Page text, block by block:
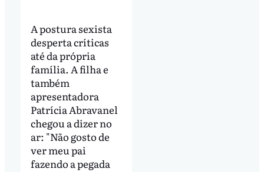
A postura sexista
desperta críticas
até da própria
família. A filha e
também
apresentadora
Patrícia Abravanel
chegou a dizer no
ar: "Não gosto de
ver meu pai
fazendo a pegada